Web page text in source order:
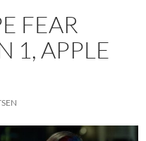
FEAR
1, APPLE